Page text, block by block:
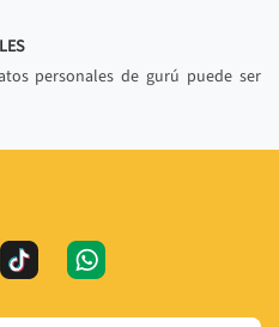
personales de gurú puede ser